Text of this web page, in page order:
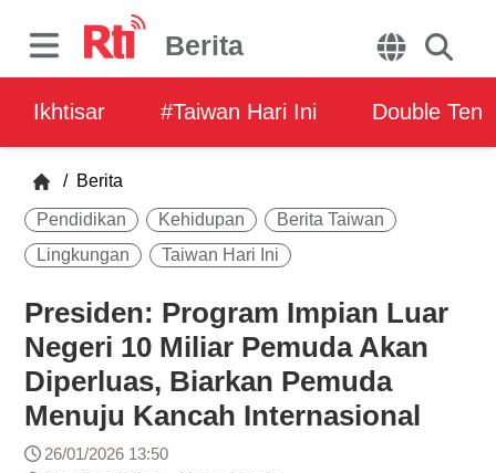
Berita
Ikhtisar #Taiwan Hari Ini Double Ten
/ Berita
Pendidikan Kehidupan
Berita Taiwan
Lingkungan
Taiwan Hari Ini
Presiden: Program Impian Luar
Negeri 10 Miliar Pemuda Akan
Diperluas, Biarkan Pemuda
Menuju Kancah Internasional
26/01/2026 13:50